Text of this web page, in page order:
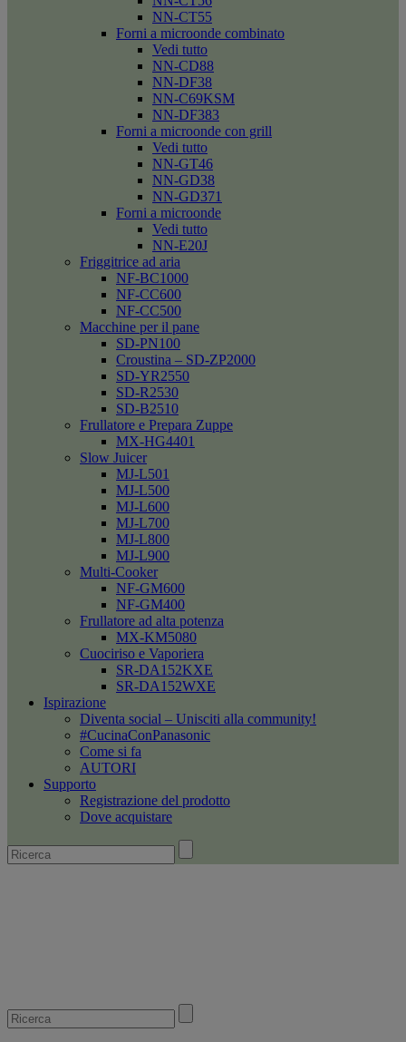
NN-CT55
Forni a microonde combinato
Vedi tutto
NN-CD88
NN-DF38
NN-C69KSM
NN-DF383
Forni a microonde con grill
Vedi tutto
NN-GT46
NN-GD38
NN-GD371
Forni a microonde
Vedi tutto
NN-E20J
Friggitrice ad aria
NF-BC1000
NF-CC600
NF-CC500
Macchine per il pane
SD-PN100
Croustina – SD-ZP2000
SD-YR2550
SD-R2530
SD-B2510
Frullatore e Prepara Zuppe
MX-HG4401
Slow Juicer
MJ-L501
MJ-L500
MJ-L600
MJ-L700
MJ-L800
MJ-L900
Multi-Cooker
NF-GM600
NF-GM400
Frullatore ad alta potenza
MX-KM5080
Cuociriso e Vaporiera
SR-DA152KXE
SR-DA152WXE
Ispirazione
Diventa social – Unisciti alla community!
#CucinaConPanasonic
Come si fa
AUTORI
Supporto
Registrazione del prodotto
Dove acquistare